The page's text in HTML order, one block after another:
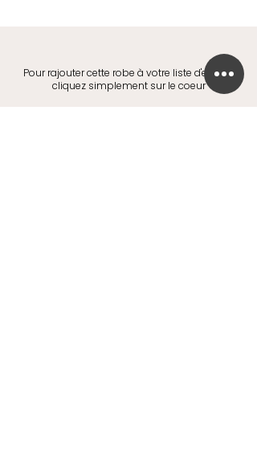
Pour rajouter cette robe à votre liste d'envies,
cliquez simplement sur le coeur